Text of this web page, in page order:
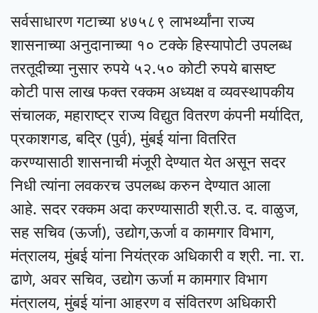
सर्वसाधारण गटाच्या ४७५८९ लाभर्थ्यांना राज्य
शासनाच्या अनुदानाच्या १० टक्के हिस्यापोटी उपलब्ध
तरतूदीच्या नुसार रुपये ५२.५० कोटी रुपये बासष्ट
कोटी पास लाख फक्त रक्कम अध्यक्ष व व्यवस्थापकीय
संचालक, महाराष्ट्र राज्य विद्युत वितरण कंपनी मर्यादित,
प्रकाशगड, बद्रि (पुर्व), मुंबई यांना वितरित
करण्यासाठीशासनाची मंजूरी देण्यात येत असून सदर
निधी त्यांना लवकरच उपलब्ध करुन देण्यात आला
आहे.सदर रक्कम अदा करण्यासाठी श्री.उ. द. वाळुज,
सह सचिव (ऊर्जा), उद्योग,ऊर्जा व कामगार विभाग,
मंत्रालय, मुंबई यांना नियंत्रक अधिकारी व श्री. ना. रा.
ढाणे, अवर सचिव, उद्योग ऊर्जा म कामगार विभाग
मंत्रालय, मुंबई यांना आहरण व संवितरण अधिकारी